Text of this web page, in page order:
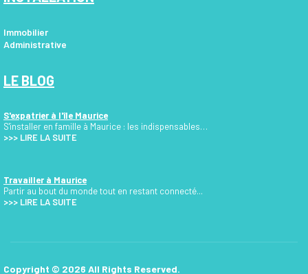
Immobilier
Administrative
LE BLOG
S'expatrier à l'île Maurice
S'installer en famille à Maurice : les indispensables…
>>> LIRE LA SUITE
Travailler à Maurice
Partir au bout du monde tout en restant connecté...
>>> LIRE LA SUITE
Copyright © 2026 All Rights Reserved.